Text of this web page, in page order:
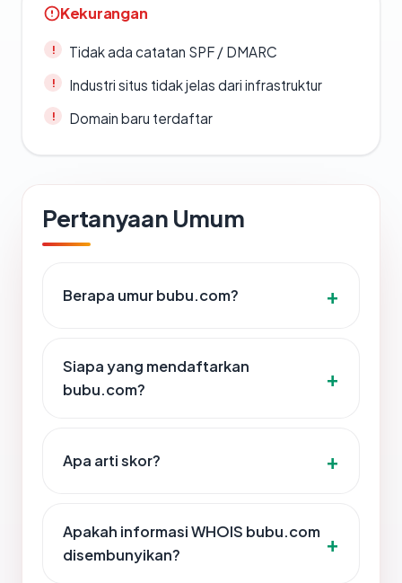
Kekurangan
Tidak ada catatan SPF / DMARC
Industri situs tidak jelas dari infrastruktur
Domain baru terdaftar
Pertanyaan Umum
Berapa umur bubu.com?
Siapa yang mendaftarkan
bubu.com?
Apa arti skor?
Apakah informasi WHOIS bubu.com
disembunyikan?